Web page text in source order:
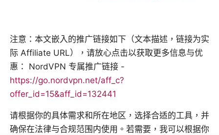
注意：本文嵌入的推广链接如下（文本描述，链接为实
际 Affiliate URL），请放心点击以获取更多信息与优
惠： NordVPN 专属推广链接 -
https://go.nordvpn.net/aff_c?
offer_id=15&aff_id=132441
请根据你的具体需求和所在地区，选择合适的工具，并
确保在法律与合规范围内使用。若需要，我可以根据你